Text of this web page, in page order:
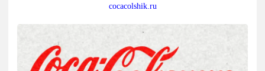
cocacolshik.ru